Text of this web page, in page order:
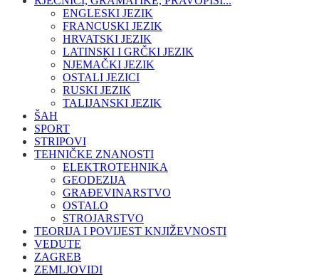
ENGLESKI JEZIK
FRANCUSKI JEZIK
HRVATSKI JEZIK
LATINSKI I GRČKI JEZIK
NJEMAČKI JEZIK
OSTALI JEZICI
RUSKI JEZIK
TALIJANSKI JEZIK
ŠAH
SPORT
STRIPOVI
TEHNIČKE ZNANOSTI
ELEKTROTEHNIKA
GEODEZIJA
GRAĐEVINARSTVO
OSTALO
STROJARSTVO
TEORIJA I POVIJEST KNJIŽEVNOSTI
VEDUTE
ZAGREB
ZEMLJOVIDI